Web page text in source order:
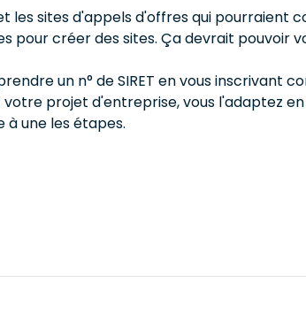
les sites d'appels d'offres qui pourraient
pour créer des sites. Ça devrait pouvoir
un n° de SIRET en vous
projet d'entreprise, vous l'adaptez
une les étapes.